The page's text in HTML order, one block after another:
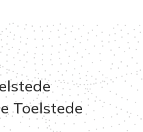
Toelstede